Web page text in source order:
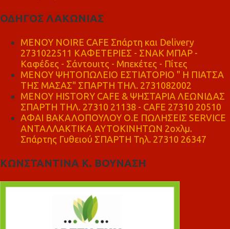
ΟΔΗΓΟΣ ΛΑΚΩΝΙΑΣ
MENOY NOIRE CAFE Σπάρτη και Delivery
2731022511 ΚΑΦΕΤΕΡΙΕΣ - ΣΝΑΚ ΜΠΑΡ -
Καφέδες - Σάντουιτς - Μπεκέτες - Πίτες
ΜΕΝΟΥ ΨΗΤΟΠΩΛΕΙΟ ΕΣΤΙΑΤΟΡΙΟ " Η ΠΙΑΤΣΑ
ΤΗΣ ΜΑΣΑΣ" ΣΠΑΡΤΗ ΤΗΛ. 2731082002
ΜΕΝΟΥ HISTORY CAFE & ΨΗΣΤΑΡΙΑ ΛΕΩΝΙΔΑΣ
ΣΠΑΡΤΗ ΤΗΛ. 27310 21138 - CAFE 27310 20510
ΑΦΑΙ ΒΑΚΑΛΟΠΟΥΛΟΥ Ο.Ε ΠΩΛΗΣΕΙΣ SERVICE
ΑΝΤΑΛΛΑΚΤΙΚΑ ΑΥΤΟΚΙΝΗΤΩΝ 2οχλμ.
Σπάρτης Γυθειού ΣΠΑΡΤΗ Τηλ. 27310 26347
ΚΩΝΣΤΑΝΤΙΝΑ Κ. ΒΟΥΝΑΣΗ